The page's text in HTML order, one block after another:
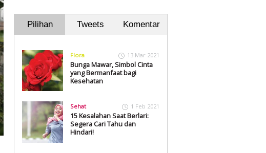
Pilihan Tweets Komentar
Flora 13 Mar 2021
Bunga Mawar, Simbol Cinta
yang Bermanfaat bagi
Kesehatan
Sehat 1 Feb 2021
15 Kesalahan Saat Berlari:
Segera Cari Tahu dan
Hindari!